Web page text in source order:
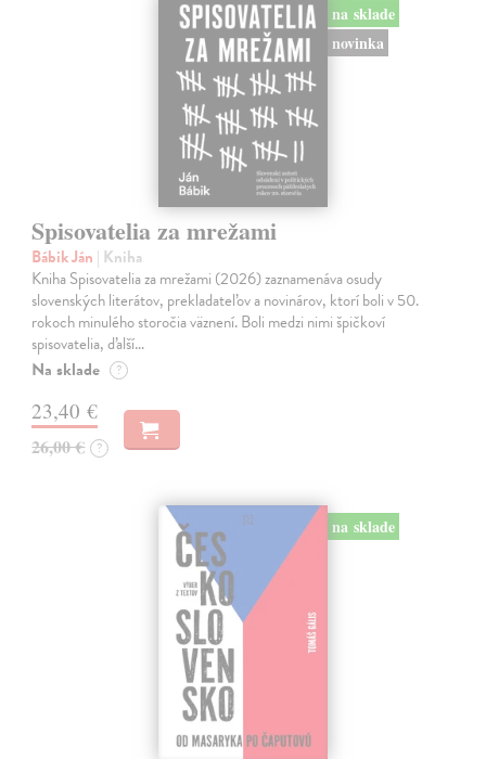
na sklade
novinka
Spisovatelia za mrežami
Bábik Ján | Kniha
Kniha Spisovatelia za mrežami (2026) zaznamenáva osudy
slovenských literátov, prekladateľov a novinárov, ktorí boli v 50.
rokoch minulého storočia väznení. Boli medzi nimi špičkoví
spisovatelia, ďalší…
Na sklade ?
23,40 €
26,00 € ?
na sklade